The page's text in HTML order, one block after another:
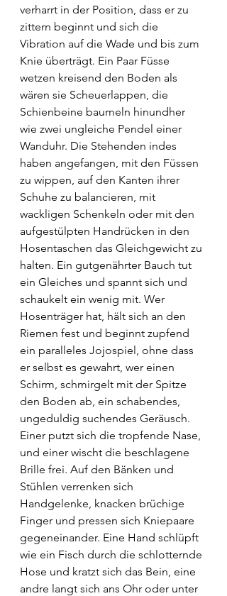
verharrt in der Position, dass er zu
zittern beginnt und sich die
Vibration auf die Wade und bis zum
Knie überträgt. Ein Paar Füsse
wetzen kreisend den Boden als
wären sie Scheuerlappen, die
Schienbeine baumeln hinundher
wie zwei ungleiche Pendel einer
Wanduhr. Die Stehenden indes
haben angefangen, mit den Füssen
zu wippen, auf den Kanten ihrer
Schuhe zu balancieren, mit
wackligen Schenkeln oder mit den
aufgestülpten Handrücken in den
Hosentaschen das Gleichgewicht zu
halten. Ein gutgenährter Bauch tut
ein Gleiches und spannt sich und
schaukelt ein wenig mit. Wer
Hosenträger hat, hält sich an den
Riemen fest und beginnt zupfend
ein paralleles Jojospiel, ohne dass
er selbst es gewahrt, wer einen
Schirm, schmirgelt mit der Spitze
den Boden ab, ein schabendes,
ungeduldig suchendes Geräusch.
Einer putzt sich die tropfende Nase,
und einer wischt die beschlagene
Brille frei. Auf den Bänken und
Stühlen verrenken sich
Handgelenke, knacken brüchige
Finger und pressen sich Kniepaare
gegeneinander. Eine Hand schlüpft
wie ein Fisch durch die schlotternde
Hose und kratzt sich das Bein, eine
andre langt sich ans Ohr oder unter